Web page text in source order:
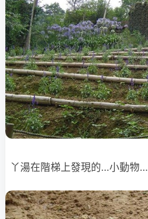
丫湯在階梯上發現的…小動物…